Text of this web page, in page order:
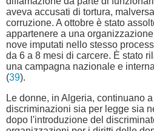
aveva accusati di tortura,
corruzione. A ottobre è stato
appartenere a una
nove imputati nello stesso
da 6 a 8 mesi di carcere. È stato
una campagna nazionale e
(39).
Le donne, in Algeria, continuano
discriminazioni sia per legge sia
dopo l'introduzione del